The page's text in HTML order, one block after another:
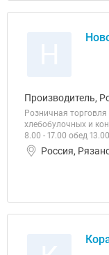
Производитель,
Розничная
хлебобулочных и
8.00 - 17.00 обед
Россия,